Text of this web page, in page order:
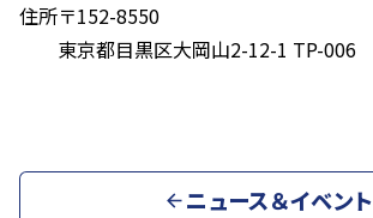
住所〒152-8550
東京都目黒区大岡山2-12-1 TP-006
ニュース＆イベント